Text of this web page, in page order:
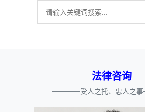
法律咨询
————受人之托、忠人之